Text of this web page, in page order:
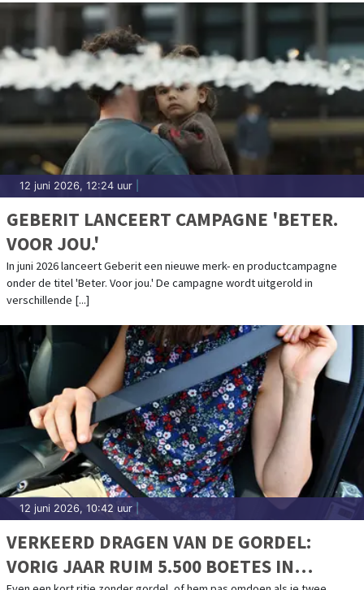
12 juni 2026, 12:24 uur
GEBERIT LANCEERT CAMPAGNE 'BETER.
VOOR JOU.'
In juni 2026 lanceert Geberit een nieuwe merk- en productcampagne
onder de titel 'Beter. Voor jou.' De campagne wordt uitgerold in
verschillende [...]
12 juni 2026, 10:42 uur
VERKEERD DRAGEN VAN DE GORDEL:
VORIG JAAR RUIM 5.500 BOETES IN